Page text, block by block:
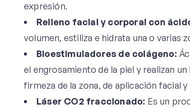
expresión.
Relleno facial y corporal con
volumen, estiliza e hidrata una o varias
Bioestimuladores de colágeno:
el engrosamiento de la piel y realizan
firmeza de la zona, de aplicación facial
Láser CO2 fraccionado: Es un